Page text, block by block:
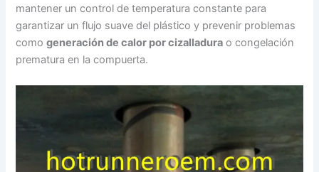
mantener un control de temperatura constante para
garantizar un flujo suave del plástico y prevenir problemas
comogeneración de calor por cizalladura o congelación
prematura en la compuerta.